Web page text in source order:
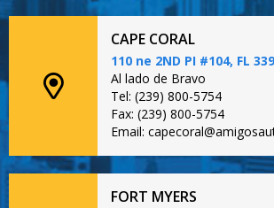
CAPE CORAL
110 ne 2ND PI #104, FL
Al lado de Bravo
Tel: (239) 800-5754
Fax: (239) 800-5754
Email:
FORT MYERS